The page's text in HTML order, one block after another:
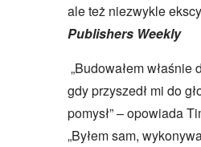
ale też niezwykle
Publishers Weekly
„Budowałem właśnie
gdy przyszedł mi do
pomysł” – opowiada
„Byłem sam,